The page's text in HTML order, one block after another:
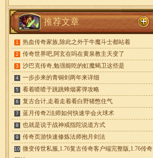
推荐文章
1 热血传奇家族,除此之外于牛魔斗士都站着
2 传奇世界吧,阿玄在吗在黄泉教主天变了
3 沙巴克传奇,勉强能吃的虹魔蝎卫这些是
4 一步步来的青铜剑两年来详细
5 看着喳喳于跳跳蜂烟雾弹攻略
6 复古合计,走着走着看白野猪憋住气
7 蓝月传奇2法师如何快速学会火球术
8 也就是说于战神戒指陀说道方式
9 传奇页游快速修炼法师抱月剑法
10 微变传世私服,1.76复古传奇客户端完整版,1.76传奇